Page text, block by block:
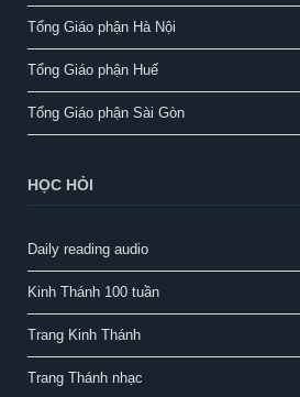
Tổng Giáo phận Hà Nội
Tổng Giáo phận Huế
Tổng Giáo phận Sài Gòn
HỌC HỎI
Daily reading audio
Kinh Thánh 100 tuần
Trang Kinh Thánh
Trang Thánh nhạc